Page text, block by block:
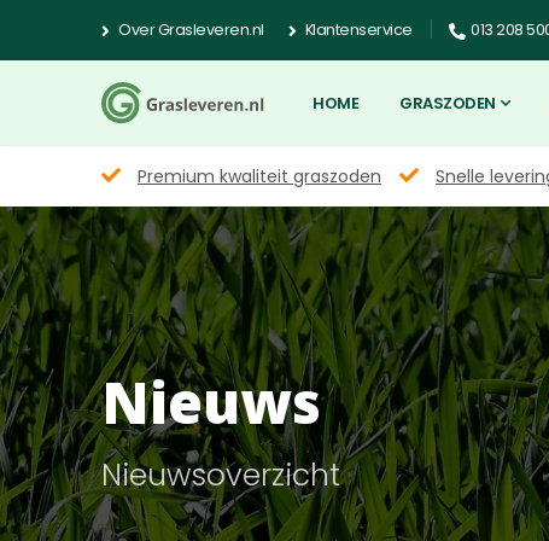
Over Grasleveren.nl Klantenservice 013 208
HOME GRASZODEN
Premium kwaliteit graszoden Snelle
Nieuws
Nieuwsoverzicht